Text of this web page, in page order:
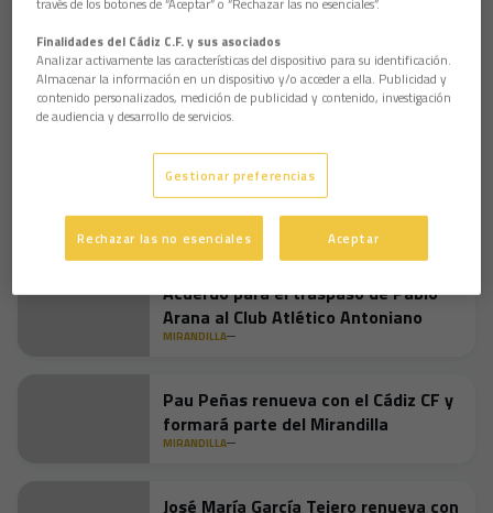
Un mensaje claro: "Queremos la máxima exigencia, ser
competitivos y mantener la portería a 0. Me quedo con los
aspectos positivos que tiene el equipo que son muchos"
Puedes ver la rueda de prensa en el siguiente
El voluntariado de la Fundación Cádiz
CF alcanza la "huella de carbono
cero" gracias a Pilamanía 2026
FUNDACIÓN
Acuerdo para el traspaso de Pablo
Arana al Club Atlético Antoniano
MIRANDILLA
Pau Peñas renueva con el Cádiz CF y
formará parte del Mirandilla
MIRANDILLA
José María García Tejero renueva con
Finalidades del Cádiz C.F. y sus asociados
Analizar activamente las características del dispositivo para su identificación.
Almacenar la información en un dispositivo y/o acceder a ella. Publicidad y
contenido personalizados, medición de publicidad y contenido, investigación
de audiencia y desarrollo de servicios.
Gestionar preferencias
Rechazar las no esenciales Aceptar